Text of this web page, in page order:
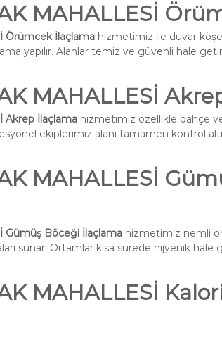
MAHALLESİ
Örümcek İlaçlama hizmetimiz ile duvar
yapılır. Alanlar temiz ve güvenli hale
MAHALLESİ
Akrep İlaçlama hizmetimiz özellikle bahçe
ekiplerimiz alanı tamamen kontrol
MAHALLESİ
Gümüş Böceği İlaçlama hizmetimiz nemli
sunar. Ortamlar kısa sürede hijyenik hale
MAHALLESİ